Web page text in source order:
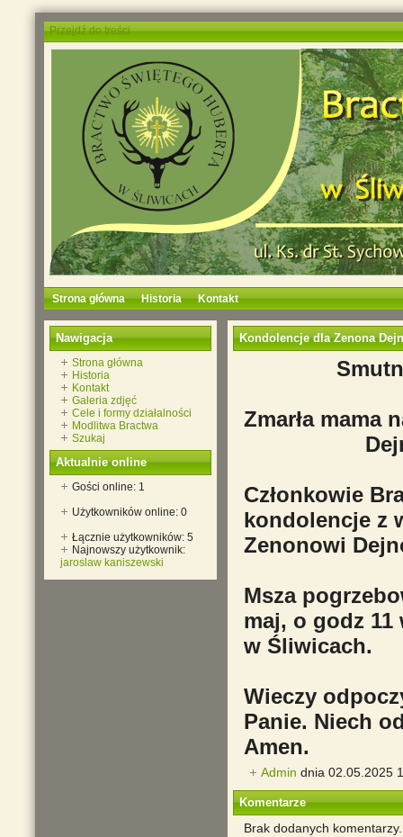
Przejdź do treści
Strona główna Historia Kontakt
Nawigacja
Strona główna
Historia
Kontakt
Galeria zdjęć
Cele i formy działalności
Modlitwa Bractwa
Szukaj
Aktualnie online
Gości online: 1
Użytkowników online: 0
Łącznie użytkowników: 5
Najnowszy użytkownik:
jaroslaw kaniszewski
Kondolencje dla Zenona
Zmarła mama
Członkowie
kondolencje z
Zenonowi
Msza
maj, o godz
w Śliwicach.
Wieczy
Panie. Niech
Amen.
Admin dnia 02.05.2025
Komentarze
Brak dodanych